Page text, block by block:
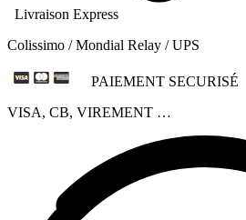
Livraison Express
Colissimo / Mondial Relay / UPS
PAIEMENT SECURISÉ
VISA, CB, VIREMENT …